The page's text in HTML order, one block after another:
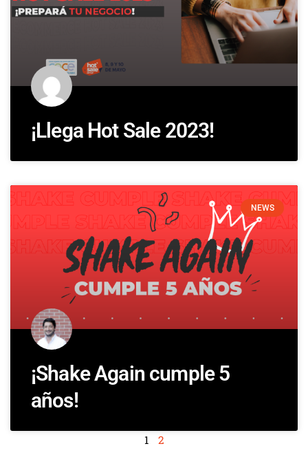
¡Llega Hot Sale 2023!
NEWS
¡Shake Again cumple 5
años!
1 2